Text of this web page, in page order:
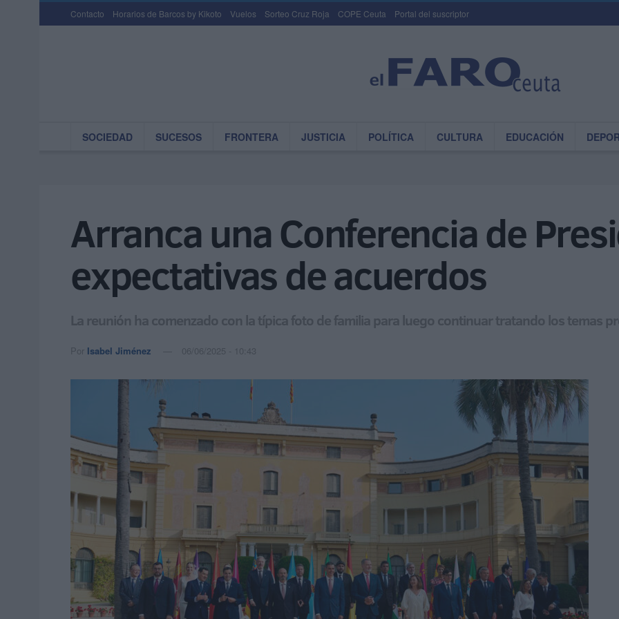
Contacto Horarios de Barcos by Kikoto Vuelos Sorteo Cruz Roja COPE Ceuta Portal del suscriptor
SOCIEDAD SUCESOS FRONTERA JUSTICIA POLÍTICA CULTURA EDUCACIÓN
Arranca una Conferencia de
expectativas de acuerdos
La reunión ha comenzado con la típica foto de familia para luego continuar tratando los temas
Por Isabel Jiménez 06/06/2025 - 10:43